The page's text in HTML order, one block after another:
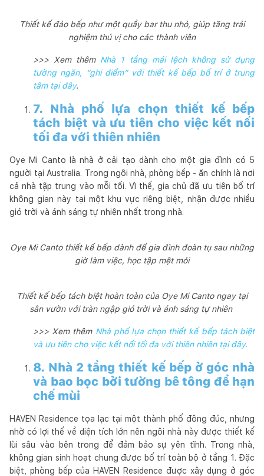
Thiết kế đảo bếp như một quầy bar thu nhỏ, giúp tăng trải
nghiệm thú vị cho các thành viên
>>> Xem thêm Nhà 1 tầng mái lệch không sử dụng
tường ngăn, “ghi điểm” với thiết kế bếp bố trí ở trung
tâm tại đây.
7. Nhà phố lựa chọn thiết kế bếp
tách biệt và ưu tiên cho việc kết nối
tối đa với thiên nhiên
Oye Mi Canto là nhà ở cải tạo dành cho một gia đình có 5
người tại Australia. Trong ngôi nhà, phòng bếp - ăn chính là nơi
cả nhà tập trung vào mỗi tối. Vì thế, gia chủ đã ưu tiên bố trí
không gian này tại một khu vực riêng biệt, nhận được nhiều
gió trời và ánh sáng tự nhiên nhất trong nhà.
Oye Mi Canto thiết kế bếp dành để gia đình đoàn tụ sau những
giờ làm việc, học tập mệt mỏi
Thiết kế bếp tách biệt hoàn toàn của Oye Mi Canto ngay tại
sân vườn với tràn ngập gió trời và ánh sáng tự nhiên
>>> Xem thêm Nhà phố lựa chọn thiết kế bếp tách biệt
và ưu tiên cho việc kết nối tối đa với thiên nhiên tại đây.
8. Nhà 2 tầng thiết kế bếp ở góc nhà
và bao bọc bởi tường bê tông để hạn
chế mùi
HAVEN Residence tọa lạc tại một thành phố đông đúc, nhưng
nhờ có lợi thế về diện tích lớn nên ngôi nhà này được thiết kế
lùi sâu vào bên trong để đảm bảo sự yên tĩnh. Trong nhà,
không gian sinh hoạt chung được bố trí toàn bộ ở tầng 1. Đặc
biệt, phòng bếp của HAVEN Residence được xây dựng ở góc